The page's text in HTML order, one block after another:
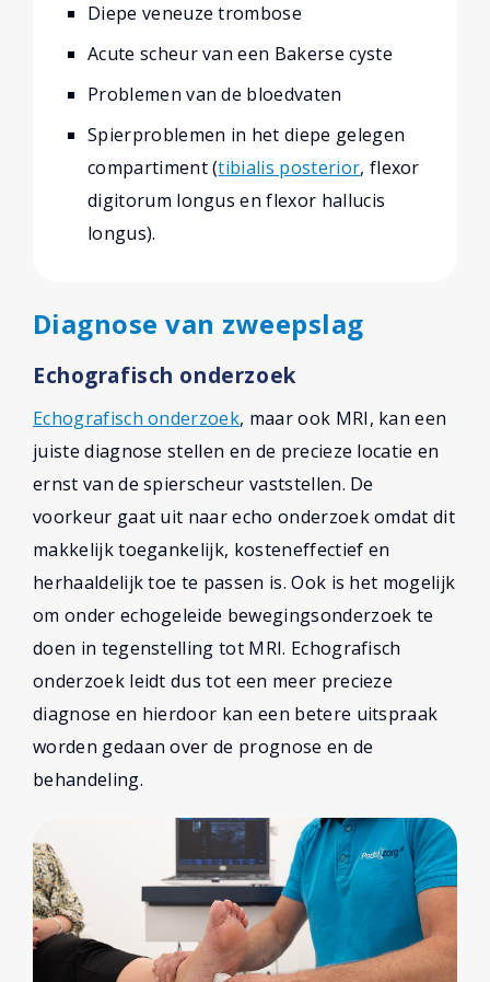
Diepe veneuze trombose
Acute scheur van een Bakerse cyste
Problemen van de bloedvaten
Spierproblemen in het diepe gelegen
compartiment (tibialis posterior, flexor
digitorum longus en flexor hallucis
longus).
Diagnose van zweepslag
Echografisch onderzoek
Echografisch onderzoek, maar ook MRI, kan een
juiste diagnose stellen en de precieze locatie en
ernst van de spierscheur vaststellen. De
voorkeur gaat uit naar echo onderzoek omdat dit
makkelijk toegankelijk, kosteneffectief en
herhaaldelijk toe te passen is. Ook is het mogelijk
om onder echogeleide bewegingsonderzoek te
doen in tegenstelling tot MRI. Echografisch
onderzoek leidt dus tot een meer precieze
diagnose en hierdoor kan een betere uitspraak
worden gedaan over de prognose en de
behandeling.